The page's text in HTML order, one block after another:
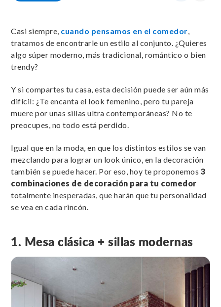
Casi siempre, cuando pensamos en el comedor,
tratamos de encontrarle un estilo al conjunto. ¿Quieres
algo súper moderno, más tradicional, romántico o bien
trendy?
Y si compartes tu casa, esta decisión puede ser aún más
difícil: ¿Te encanta el look femenino, pero tu pareja
muere por unas sillas ultra contemporáneas? No te
preocupes, no todo está perdido.
Igual que en la moda, en que los distintos estilos se van
mezclando para lograr un look único, en la decoración
también se puede hacer. Por eso, hoy te proponemos 3
combinaciones de decoración para tu comedor
totalmente inesperadas, que harán que tu personalidad
se vea en cada rincón.
1. Mesa clásica + sillas modernas